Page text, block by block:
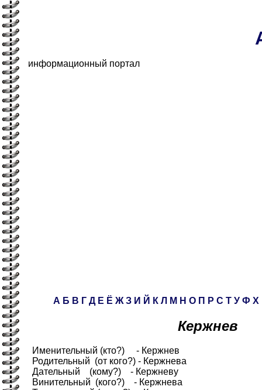
информационный портал
А Б В Г Д Е Ё Ж З И Й К Л М Н О П Р С Т У Ф Х
Кержнев
Именительный (кто?) - Кержнев
Родительный (от кого?) - Кержнева
Дательный (кому?) - Кержневу
Винительный (кого?) - Кержнева